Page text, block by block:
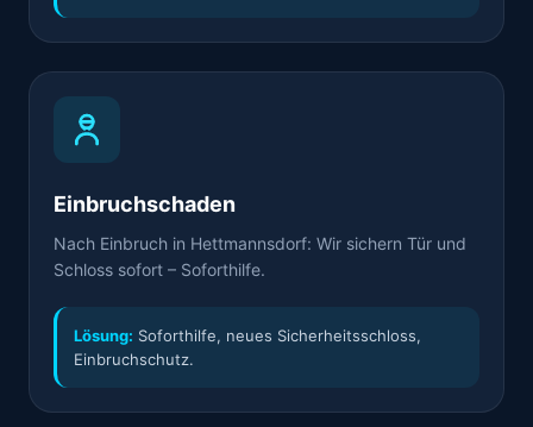
Einbruchschaden
Nach Einbruch in Hettmannsdorf: Wir sichern Tür und
Schloss sofort – Soforthilfe.
Lösung: Soforthilfe, neues Sicherheitsschloss,
Einbruchschutz.